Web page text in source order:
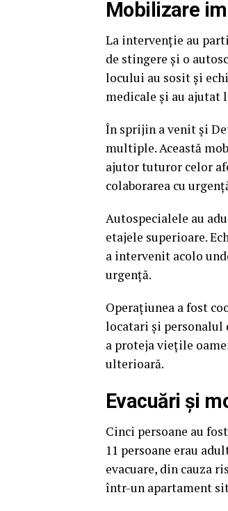
Mobilizare
La intervenţie au
de stingere și o
locului au sosit și
medicale și au ajutat
În sprijin a venit și
multiple. Această
ajutor tuturor celor
colaborarea cu
Autospecialele au
etajele superioare.
a intervenit acolo
urgență.
Operaţiunea a fost
locatari și personalul
a proteja vieţile
ulterioară.
Evacuări și
Cinci persoane au
11 persoane erau
evacuare, din cauza
într-un apartament